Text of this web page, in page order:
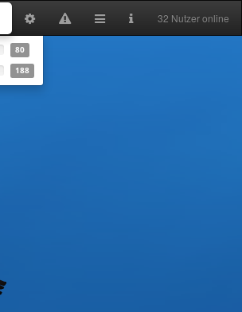
80
188
32 Nutzer online